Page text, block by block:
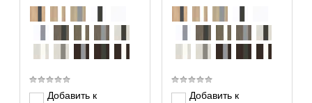
Добавить к
Добавить к